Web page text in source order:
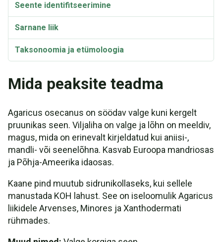
Seente identifitseerimine
Sarnane liik
Taksonoomia ja etümoloogia
Mida peaksite teadma
Agaricus osecanus on söödav valge kuni kergelt
pruunikas seen. Viljaliha on valge ja lõhn on meeldiv,
magus, mida on erinevalt kirjeldatud kui aniisi-,
mandli- või seenelõhna. Kasvab Euroopa mandriosas
ja Põhja-Ameerika idaosas.
Kaane pind muutub sidrunikollaseks, kui sellele
manustada KOH lahust. See on iseloomulik Agaricus
liikidele Arvenses, Minores ja Xanthodermati
rühmades.